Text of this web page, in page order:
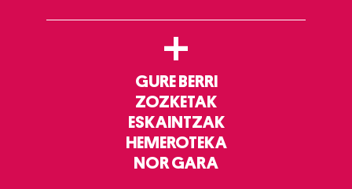
+
GURE BERRI
ZOZKETAK
ESKAINTZAK
HEMEROTEKA
NOR GARA